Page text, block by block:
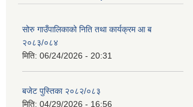
सोरु गाउँपालिकाको निति तथा कार्यक्रम आ ब
२०८३/०८४
मिति: 06/24/2026 - 20:31
बजेट पुस्तिका २०८२/०८३
मिति: 04/29/2026 - 16:56